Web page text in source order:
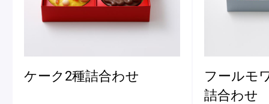
ケーク2種詰合わせ
フールモ
詰合わせ